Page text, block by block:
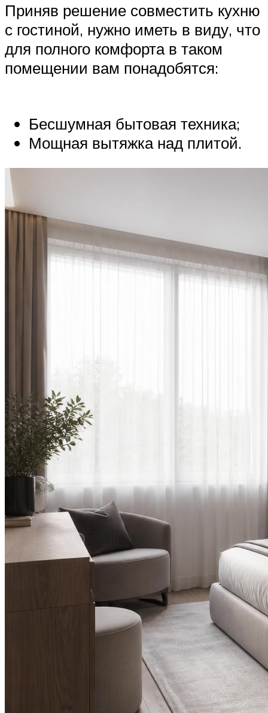
Приняв решение совместить кухню
с гостиной, нужно иметь в виду, что
для полного комфорта в таком
помещении вам понадобятся:
Бесшумная бытовая техника;
Мощная вытяжка над плитой.